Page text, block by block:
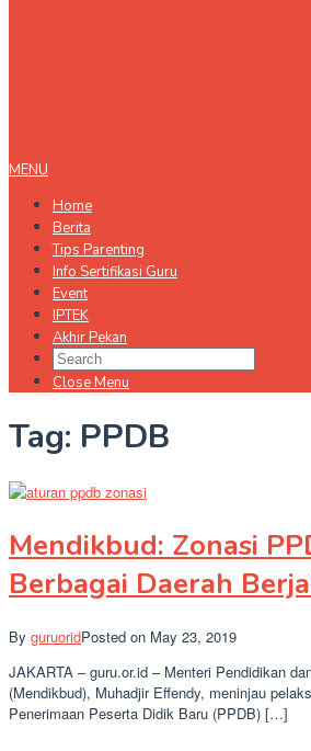
MENU
Home
Berita
Tips Parenting
Info Sertifikasi Guru
Event
IPTEK
Akhir Pekan
Close Menu
Tag: PPDB
Mendikbud: Zonasi
Berbagai Daerah
By guruoridPosted on May 23, 2019
JAKARTA – guru.or.id – Menteri Pendidikan
(Mendikbud), Muhadjir Effendy, meninjau
Penerimaan Peserta Didik Baru (PPDB) […]